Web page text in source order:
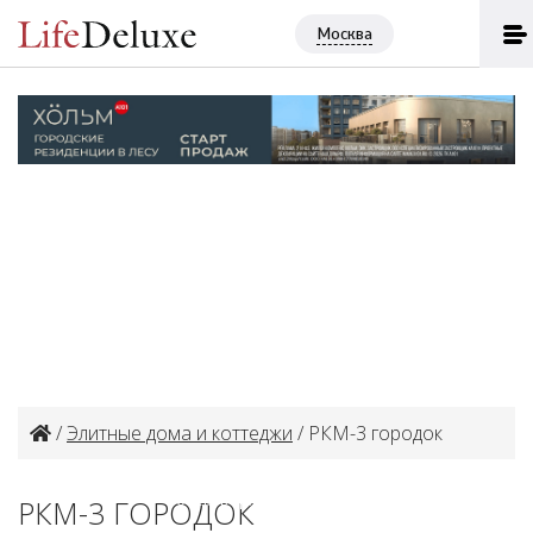
Москва
/Элитные дома и коттеджи / РКМ-3 городок
РКМ-3 ГОРОДОКОбъект в архиве или продан